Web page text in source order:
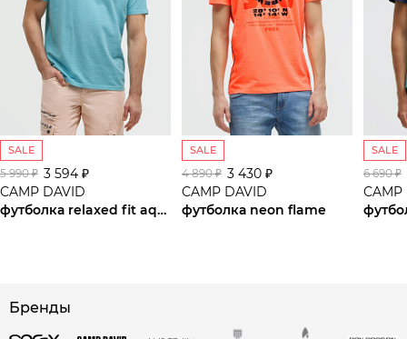
SALE
5 990 ₽ 3 594 ₽
CAMP DAVID
футболка relaxed fit aqua
SALE
4 890 ₽ 3 430 ₽
CAMP DAVID
футболка neon flame
SALE
6 690 ₽
CAMP
Бренды